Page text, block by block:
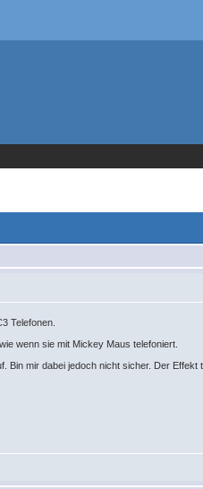
Telefonen.
wenn sie mit Mickey Maus telefoniert.
mir dabei jedoch nicht sicher. Der